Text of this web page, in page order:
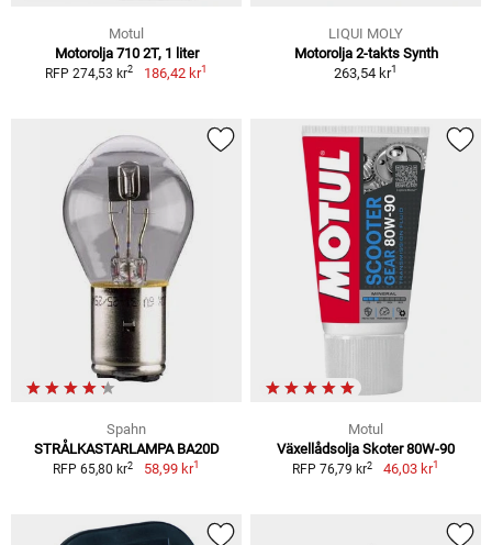
Motul
Motorolja 710 2T, 1 liter
RFP 274,53 kr2 186,42 kr1
LIQUI MOLY
Motorolja 2-takts Synth
263,54 kr1
Spahn
STRÅLKASTARLAMPA BA20D
RFP 65,80 kr2 58,99 kr1
Motul
Växellådsolja Skoter 80W-90
RFP 76,79 kr2 46,03 kr1